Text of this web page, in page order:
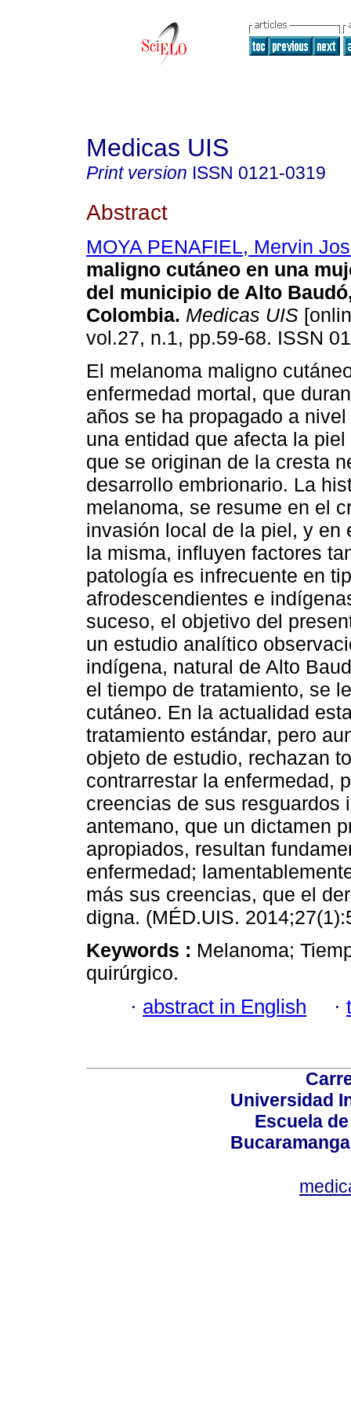
Medicas UIS
Print version ISSN 0121-0319
Abstract
MOYA PENAFIEL, Mervin
maligno cutáneo en una
del municipio de Alto
Colombia. Medicas UIS
vol.27, n.1, pp.59-68. ISSN
El melanoma maligno
enfermedad mortal, que
años se ha propagado a
una entidad que afecta la
que se originan de la cresta
desarrollo embrionario. La
melanoma, se resume en el
invasión local de la piel, y en
la misma, influyen factores
patología es infrecuente en
afrodescendientes e
suceso, el objetivo del
un estudio analítico
indígena, natural de Alto
el tiempo de tratamiento, se
cutáneo. En la actualidad
tratamiento estándar, pero
objeto de estudio, rechazan
contrarrestar la enfermedad,
creencias de sus
antemano, que un dictamen
apropiados, resultan
enfermedad;
más sus creencias, que el
digna. (MÉD.UIS.
Keywords : Melanoma;
quirúrgico.
· abstract in English ·
Universidad
Escuela